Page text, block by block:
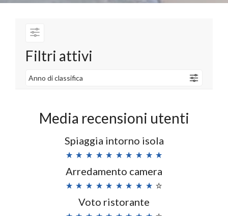
Anno di classifica
Filtri attivi
Media recensioni utenti
Spiaggia intorno isola
Arredamento camera
Voto ristorante